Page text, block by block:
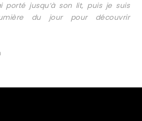
porté jusqu’à son lit, puis je suis
du jour pour découvrir